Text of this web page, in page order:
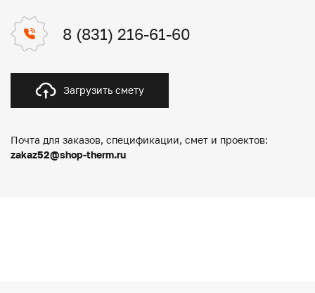
8 (831) 216-61-60
Загрузить смету
Почта для заказов, спецификации, смет и проектов:
zakaz52@shop-therm.ru